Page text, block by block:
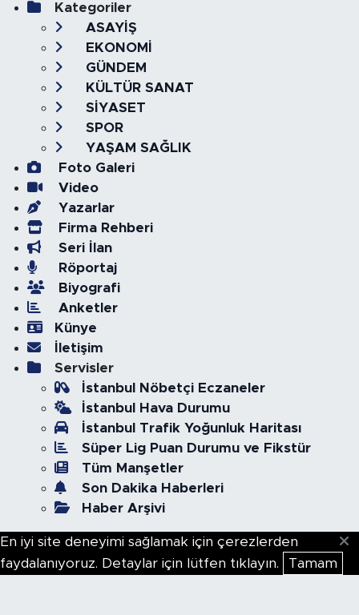
Kategoriler
ASAYİŞ
EKONOMİ
GÜNDEM
KÜLTÜR SANAT
SİYASET
SPOR
YAŞAM SAĞLIK
Foto Galeri
Video
Yazarlar
Firma Rehberi
Seri İlan
Röportaj
Biyografi
Anketler
Künye
İletişim
Servisler
İstanbul Nöbetçi Eczaneler
İstanbul Hava Durumu
İstanbul Trafik Yoğunluk Haritası
Süper Lig Puan Durumu ve Fikstür
Tüm Manşetler
Son Dakika Haberleri
Haber Arşivi
En iyi site deneyimi sağlamak için çerezlerden
faydalanıyoruz. Detaylar için lütfen tıklayın.
Tamam